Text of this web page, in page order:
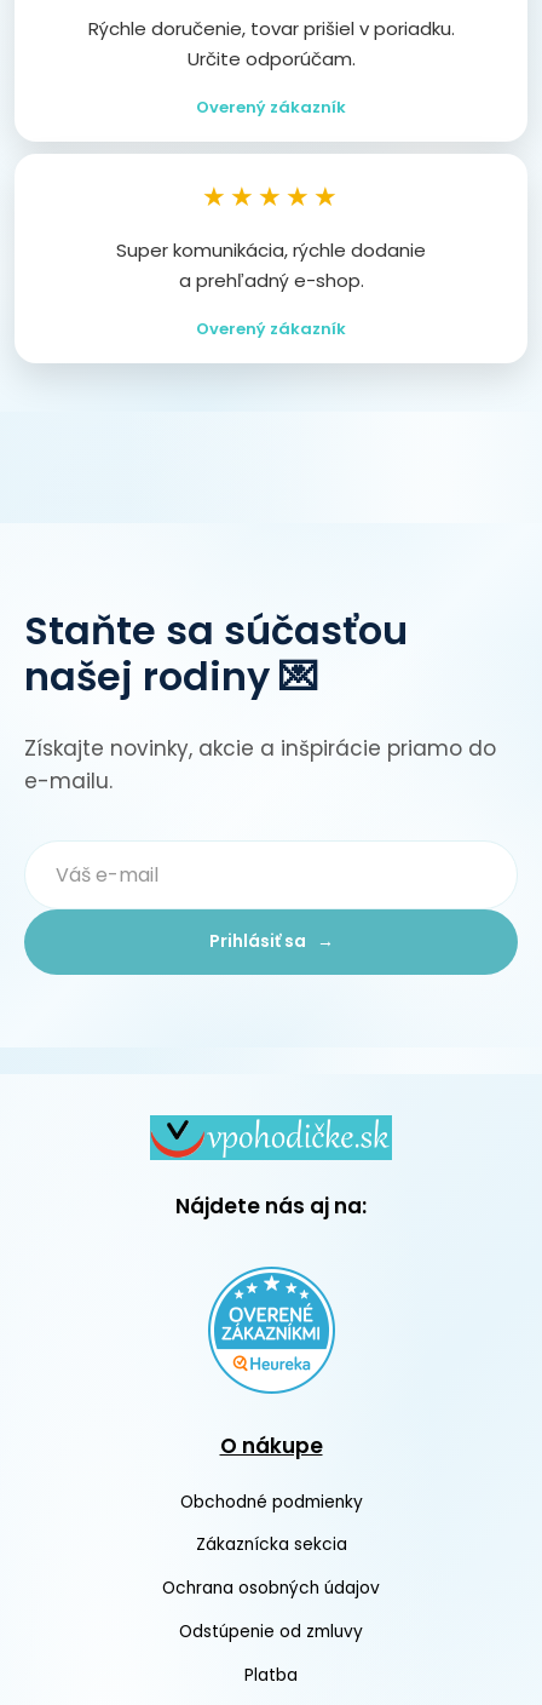
Rýchle doručenie, tovar prišiel v poriadku.
Určite odporúčam.
Overený zákazník
★★★★★
Super komunikácia, rýchle dodanie
a prehľadný e-shop.
Overený zákazník
Staňte sa súčasťou
našej rodiny 💌
Získajte novinky, akcie a inšpirácie priamo do
e-mailu.
Prihlásiť sa →
Nájdete nás aj na:
O nákupe
Obchodné podmienky
Zákaznícka sekcia
Ochrana osobných údajov
Odstúpenie od zmluvy
Platba